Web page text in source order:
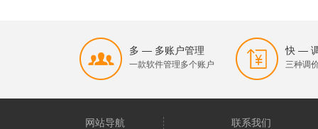
多 — 多账户管理
一款软件管理多个账户
快 —
三种调
网站导航 联系我们